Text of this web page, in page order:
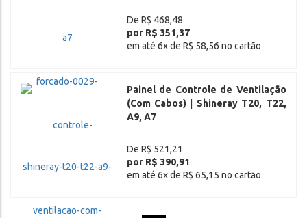
De R$ 468,48
por R$ 351,37
em até 6x de R$ 58,56 no cartão
Painel de Controle de Ventilação
(Com Cabos) | Shineray T20, T22,
A9, A7
De R$ 521,21
por R$ 390,91
em até 6x de R$ 65,15 no cartão